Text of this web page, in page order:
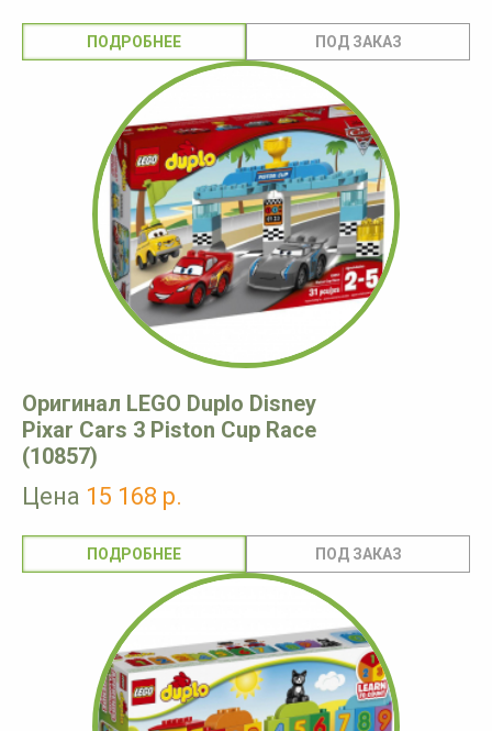
ПОДРОБНЕЕ
Оригинал LEGO Duplo Disney
Pixar Cars 3 Piston Cup Race
(10857)
Цена 15 168 р.
ПОДРОБНЕЕ